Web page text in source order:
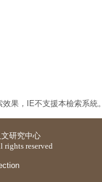
果，IE不支援本檢索系統。
研究中心
reserved